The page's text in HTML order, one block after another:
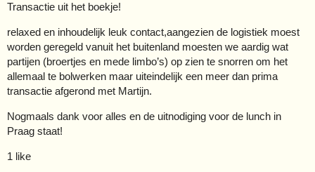
Transactie uit het boekje!
relaxed en inhoudelijk leuk contact,aangezien de logistiek moest
worden geregeld vanuit het buitenland moesten we aardig wat
partijen (broertjes en mede limbo’s) op zien te snorren om het
allemaal te bolwerken maar uiteindelijk een meer dan prima
transactie afgerond met Martijn.
Nogmaals dank voor alles en de uitnodiging voor de lunch in
Praag staat!
1 like